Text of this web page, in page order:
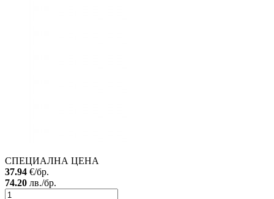
СПЕЦИАЛНА ЦЕНА
37.94 €/бр.
74.20 лв./бр.